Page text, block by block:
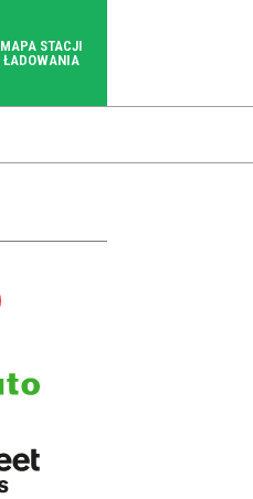
MAPA STACJI
ŁADOWANIA